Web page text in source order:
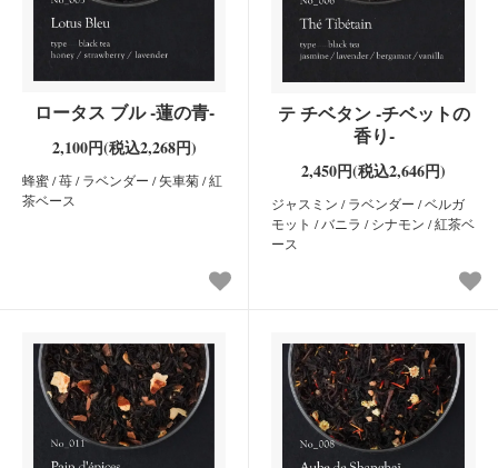
ロータス ブル -蓮の青-
2,100円(税込2,268円)
蜂蜜 / 苺 / ラベンダー / 矢車菊 / 紅
茶ベース
テ チベタン -チベットの
香り-
2,450円(税込2,646円)
ジャスミン / ラベンダー / ベルガ
モット / バニラ / シナモン / 紅茶ベ
ース